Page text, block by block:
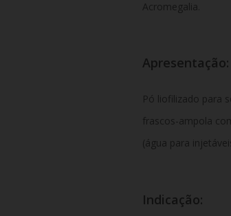
Acromegalia.
Apresentação:
Pó liofilizado para
frascos-ampola
(água para
Indicação: